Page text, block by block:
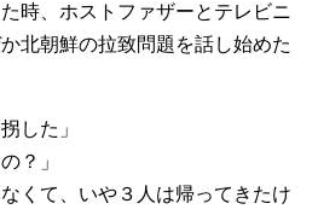
時、ホストファザーとテレビニ
北朝鮮の拉致問題を話し始めた
した」
？」
くて、いや３人は帰ってきたけ